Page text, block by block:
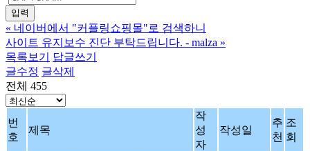
« 네이버에서 "커플링쇼핑몰"로 검색하니
사이트 유지보수 진단 부탁드립니다. - malza »
목록보기
답글쓰기
글수정 글삭제
전체 455
번
호
제목
작
성
자
작성일
추
천
조
회